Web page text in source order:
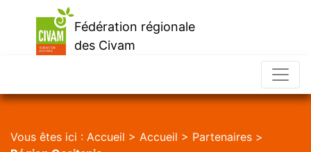
Fédération régionale
des Civam
Vous êtes ici : Accueil > Accueil > Partenaires >